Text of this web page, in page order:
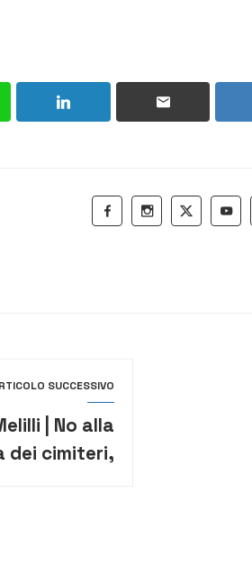
SUCCESSIVO
| No alla
dei cimiteri,